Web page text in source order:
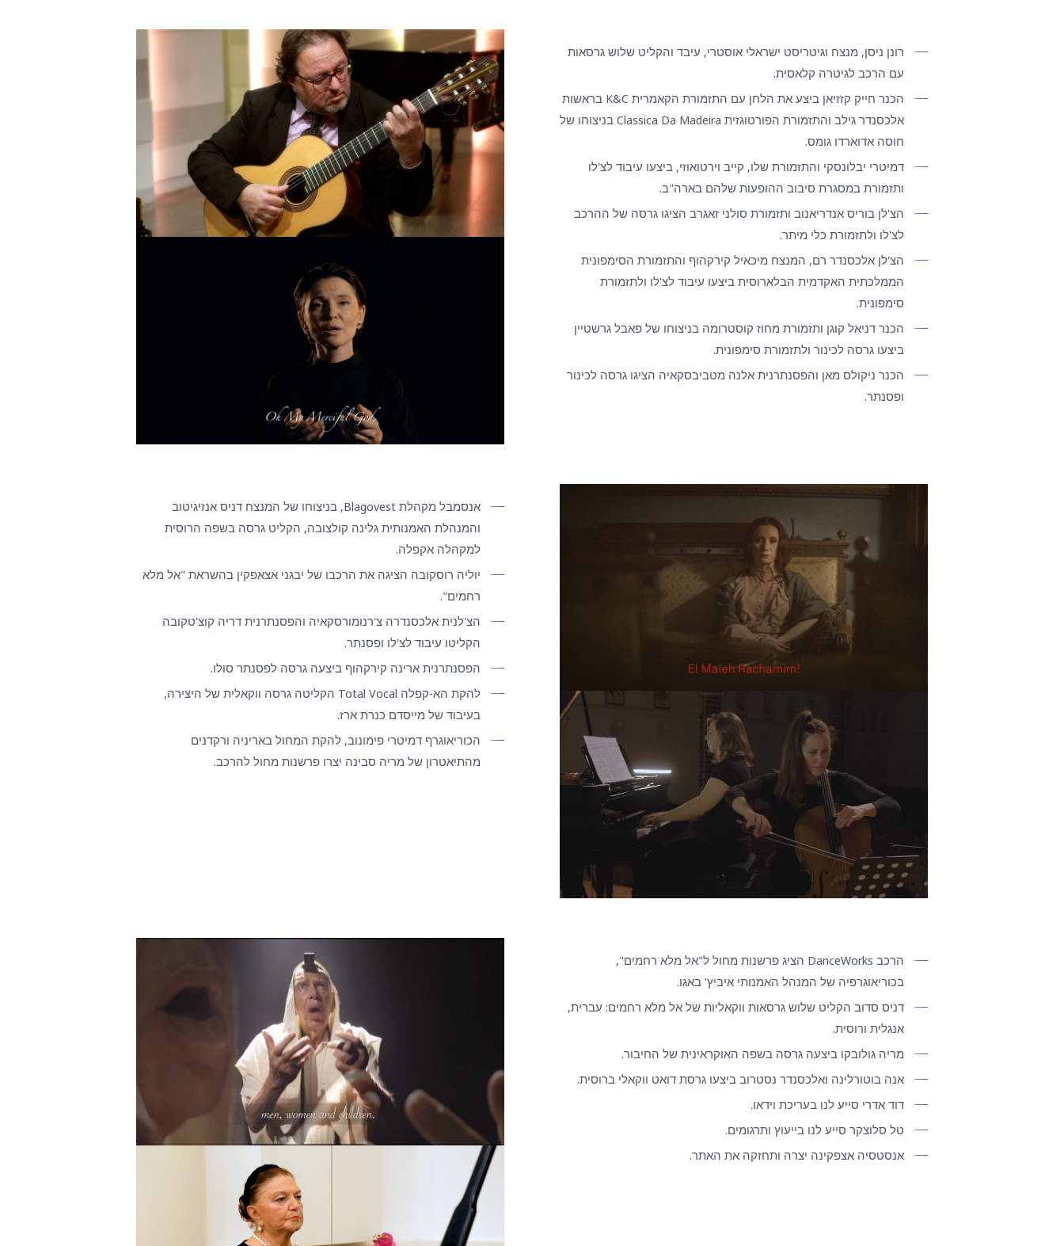
רונן ניסן, מנצח וגיטריסט ישראלי אוסטרי, עיבד והקליט שלוש גרסאות
עם הרכב לגיטרה קלאסית.
הכנר חייק קזזיאן ביצע את הלחן עם התזמורת הקאמרית K&C בראשות
אלכסנדר גילב והתזמורת הפורטוגזית Classica Da Madeira בניצוחו של
חוסה אדוארדו גומס.
דמיטרי יבלונסקי והתזמורת שלו, קייב וירטואוזי, ביצעו עיבוד לצ'לו
ותזמורת במסגרת סיבוב ההופעות שלהם בארה"ב.
הצ'לן בוריס אנדריאנוב ותזמורת סולני זאגרב הציגו גרסה של ההרכב
לצ'לו ולתזמורת כלי מיתר.
הצ'לן אלכסנדר רם, המנצח מיכאיל קירקהוף והתזמורת הסימפונית
הממלכתית האקדמית הבלארוסית ביצעו עיבוד לצ'לו ולתזמורת
סימפונית.
הכנר דניאל קוגן ותזמורת מחוז קוסטרומה בניצוחו של פאבל גרשטיין
ביצעו גרסה לכינור ולתזמורת סימפונית.
הכנר ניקולס מאן והפסנתרנית אלנה מטביבסקאיה הציגו גרסה לכינור
ופסנתר.
אנסמבל מקהלת Blagovest, בניצוחו של המנצח דניס אנזיגיטוב
והמנהלת האמנותית גלינה קולצובה, הקליט גרסה בשפה הרוסית
למקהלה אקפלה.
יוליה רוסקובה הציגה את הרכבו של יבגני אצאפקין בהשראת "אל מלא
רחמים".
הצ'לנית אלכסנדרה צ'רנומורסקאיה והפסנתרנית דריה קוצ'טקובה
הקליטו עיבוד לצ'לו ופסנתר.
הפסנתרנית ארינה קירקהוף ביצעה גרסה לפסנתר סולו.
להקת הא-קפלה Total Vocal הקליטה גרסה ווקאלית של היצירה,
בעיבוד של מייסדם כנרת ארז.
הכוריאוגרף דמיטרי פימונוב, להקת המחול באריניה ורקדנים
מהתיאטרון של מריה סבינה יצרו פרשנות מחול להרכב.
הרכב DanceWorks הציג פרשנות מחול ל"אל מלא רחמים",
בכוריאוגרפיה של המנהל האמנותי איביץ' באגו.
דניס סדוב הקליט שלוש גרסאות ווקאליות של אל מלא רחמים: עברית,
אנגלית ורוסית.
מריה גולובקו ביצעה גרסה בשפה האוקראינית של החיבור.
אנה בוטורלינה ואלכסנדר נסטרוב ביצעו גרסת דואט ווקאלי ברוסית.
דוד אדרי סייע לנו בעריכת וידאו.
טל סלוצקר סייע לנו בייעוץ ותרגומים.
אנסטסיה אצפקינה יצרה ותחזקה את האתר.